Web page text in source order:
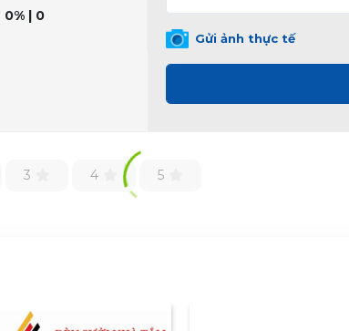
0%| 0
Gửi ảnh thực tế
3 4 5